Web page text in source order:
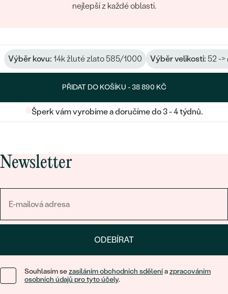
nejlepší z každé oblasti.
Výběr kovu: 14k žluté zlato 585/1000 Výběr velikosti: 52 ->
PŘIDAT DO KOŠÍKU -38 890 KČ
Šperk vám vyrobíme a doručíme do 3 - 4 týdnů.
Newsletter
ODEBÍRAT
Souhlasím sezasíláním obchodních sděleníazpracováním
osobních údajů pro tyto účely.